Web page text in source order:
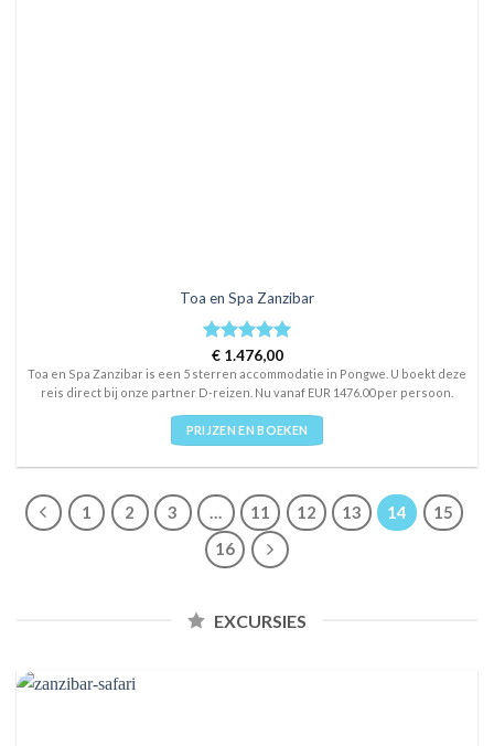
Toa en Spa Zanzibar
Rated5
out of 5
€1.476,00
Toa en Spa Zanzibar is een 5 sterren accommodatie in Pongwe. U boekt deze
reis direct bij onze partner D-reizen. Nu vanaf EUR 1476.00 per persoon.
PRIJZEN EN BOEKEN
1 2 3 … 11 12 13 14
15
16
EXCURSIES